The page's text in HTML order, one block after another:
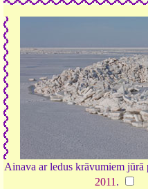
Ainava ar ledus krāvumiem jūrā
2011 .